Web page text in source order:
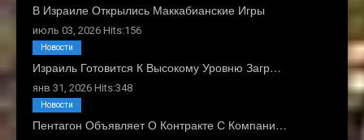
В Израиле Открылись Маккабианские Игры
июль 03, 2026 Hits:156
Израиль Готовится К Высокому Уровню Загр…
янв 31, 2026 Hits:348
Новости
Пентагон Объявляет О Контракте С Компани…
Новости